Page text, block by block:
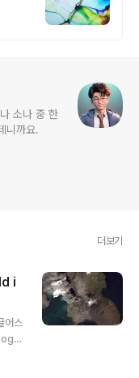
소나 중 한
니까요.
더보기
i
어스
이